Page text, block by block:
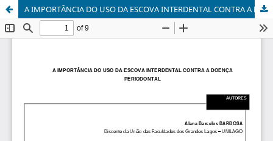
A IMPORTÂNCIA DO USO DA ESCOVA INTERDENTAL CONTRA A DOENÇA PERIODONTAL